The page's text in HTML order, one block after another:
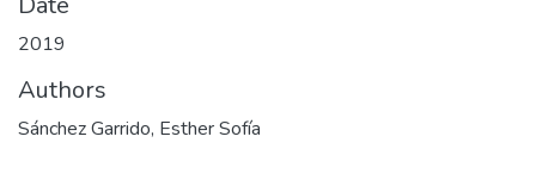
2019
Authors
Sánchez Garrido, Esther Sofía